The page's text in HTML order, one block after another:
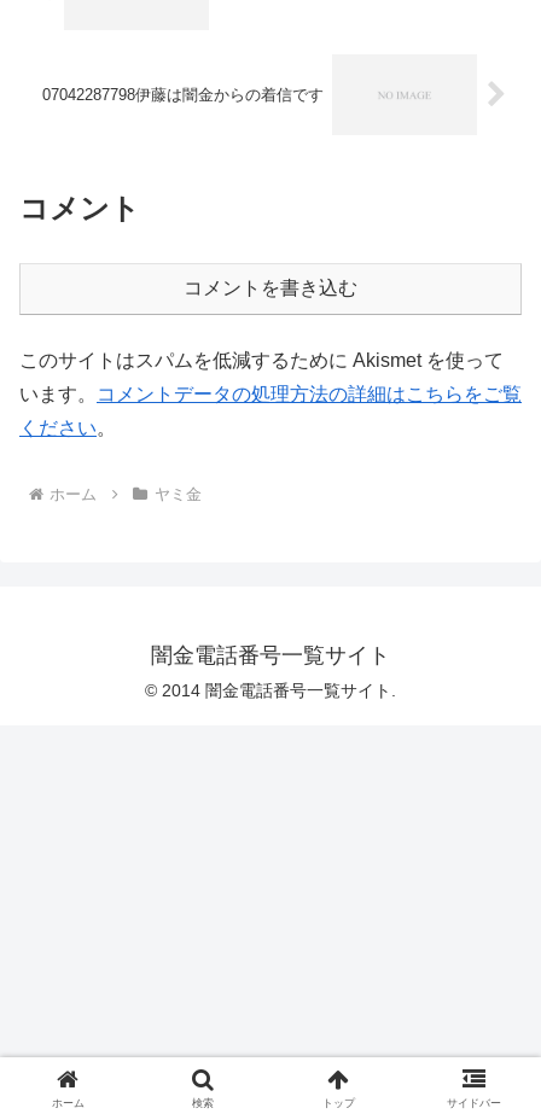
07042287798伊藤は闇金からの着信です
コメント
コメントを書き込む
このサイトはスパムを低減するために Akismet を使って
います。
コメントデータの処理方法の詳細はこちらをご覧
ください。
ホーム ヤミ金
闇金電話番号一覧サイト
© 2014 闇金電話番号一覧サイト.
ホーム 検索 トップ サイドバー